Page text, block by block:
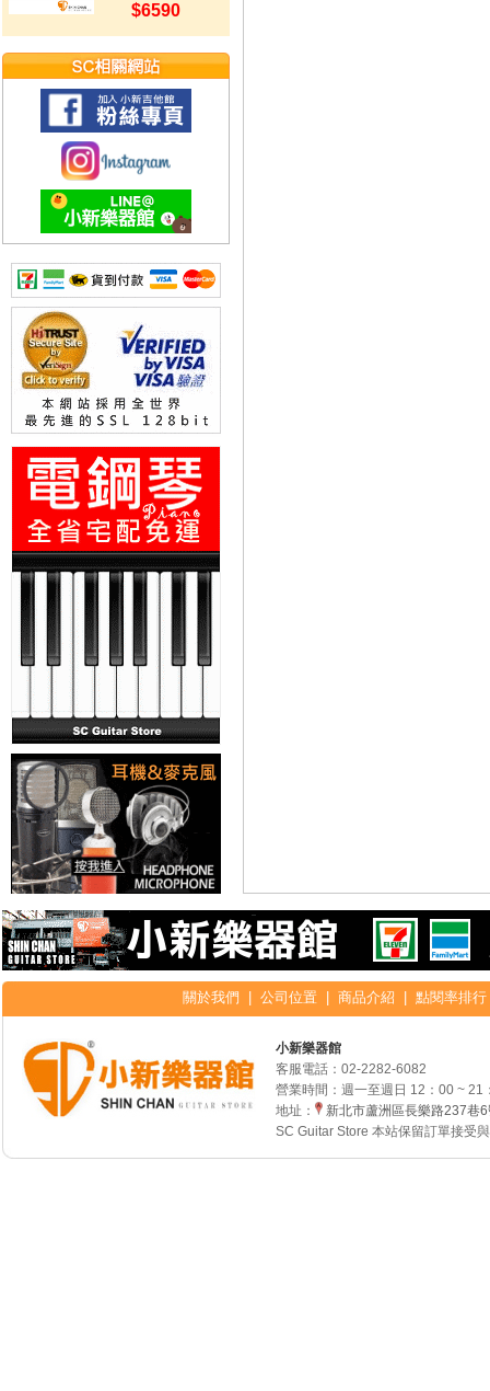
$6590
關於我們 公司位置 商品介紹 點閱率排行
小新樂器館
客服電話： 02-2282-6082
營業時間：週一至週日 12：00 ~ 21
地址：
新北市蘆洲區長樂路237巷
SC Guitar Store 本站保留訂單接受